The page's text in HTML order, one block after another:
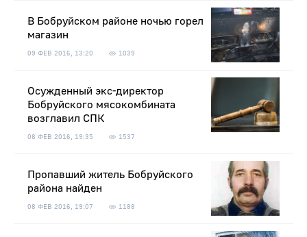
В Бобруйском районе ночью горел
магазин
09 ФЕВ 2016, 13:20 1039
Осужденный экс-директор
Бобруйского мясокомбината
возглавил СПК
08 ФЕВ 2016, 19:35 1537
Пропавший житель Бобруйского
района найден
08 ФЕВ 2016, 19:07 1188